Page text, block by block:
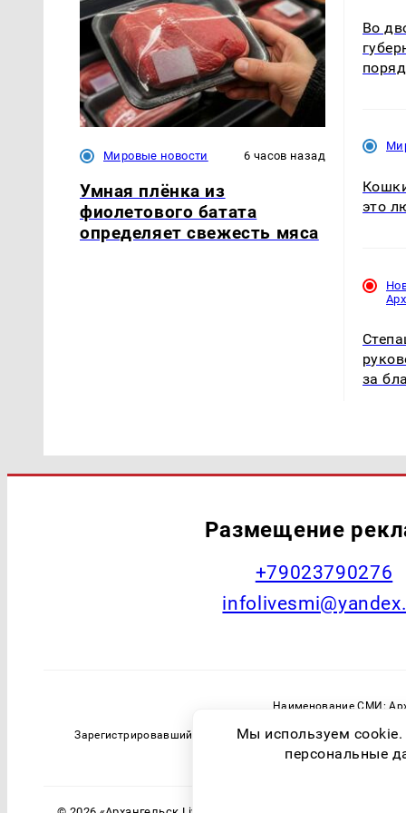
Мировые новости 6 часов назад
Умная плёнка из
фиолетового батата
определяет свежесть мяса
Во
это
за
Размещение
+79023790276
Наименование СМИ:
Зарегистрировавший орган: Федеральная служба по
Мы используем
персональные